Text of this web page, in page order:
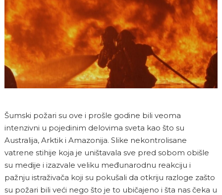
Šumski požari su ove i prošle godine bili veoma
intenzivni u pojedinim delovima sveta kao što su
Australija, Arktik i Amazonija. Slike nekontrolisane
vatrene stihije koja je uništavala sve pred sobom obišle
su medije i izazvale veliku međunarodnu reakciju i
pažnju istraživača koji su pokušali da otkriju razloge zašto
su požari bili veći nego što je to ubičajeno i šta nas čeka u